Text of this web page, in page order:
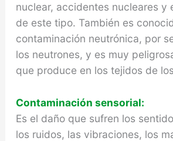
nu­clear, accidentes nucleares y
de este tipo. También es
contaminación neutrónica, por
los neutrones, y es muy
que produce en los tejidos de
Contaminación sensorial:
Es el daño que sufren los
los ruidos, las vibraciones, los